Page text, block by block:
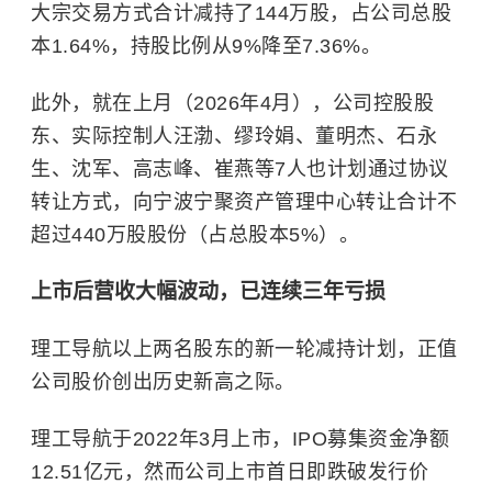
大宗交易方式合计减持了144万股，占公司总股
本1.64%，持股比例从9%降至7.36%。
此外，就在上月（2026年4月），公司控股股
东、实际控制人汪渤、缪玲娟、董明杰、石永
生、沈军、高志峰、崔燕等7人也计划通过协议
转让方式，向宁波宁聚资产管理中心转让合计不
超过440万股股份（占总股本5%）。
上市后营收大幅波动，已连续三年亏损
理工导航以上两名股东的新一轮减持计划，正值
公司股价创出历史新高之际。
理工导航于2022年3月上市，IPO募集资金净额
12.51亿元，然而公司上市首日即跌破发行价